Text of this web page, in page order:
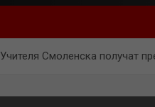
Учителя Смоленска получат